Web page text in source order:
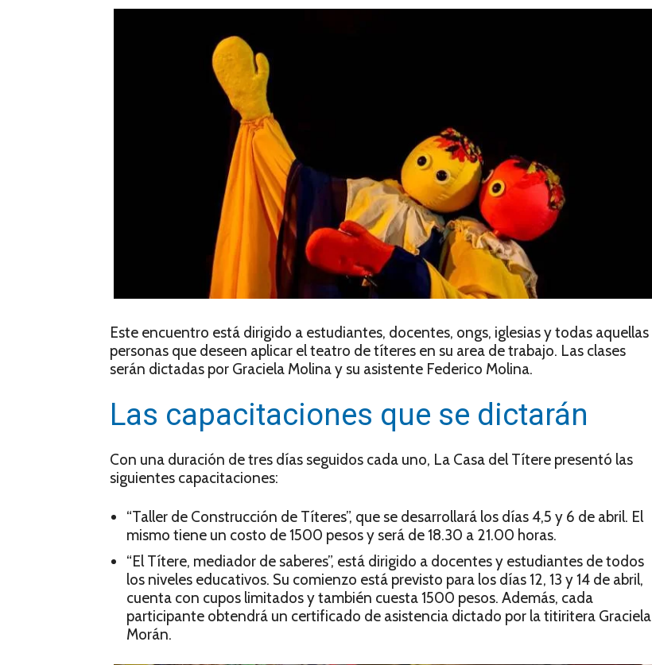
Este encuentro está dirigido a estudiantes, docentes, ongs, iglesias y todas aquellas
personas que deseen aplicar el teatro de títeres en su area de trabajo. Las clases
serán dictadas por Graciela Molina y su asistente Federico Molina.
Las capacitaciones que se dictarán
Con una duración de tres días seguidos cada uno, La Casa del Títere presentó las
siguientes capacitaciones:
“Taller de Construcción de Títeres”, que se desarrollará los días 4,5 y 6 de abril. El
mismo tiene un costo de 1500 pesos y será de 18.30 a 21.00 horas.
“El Títere, mediador de saberes”, está dirigido a docentes y estudiantes de todos
los niveles educativos. Su comienzo está previsto para los días 12, 13 y 14 de abril,
cuenta con cupos limitados y también cuesta 1500 pesos. Además, cada
participante obtendrá un certificado de asistencia dictado por la titiritera Graciela
Morán.